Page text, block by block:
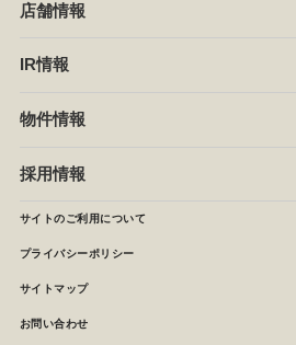
企業情報
セントラルキッチン
NEWS
店舗情報
椿屋珈琲
イタリアンダイニングDONA
店舗検索
IR情報
IRニュース
月次報告
決算短信
株主の皆様へ
よくあるご質問 (株主優待制度)
物件情報
採用情報
サイトのご利用について
プライバシーポリシー
サイトマップ
お問い合わせ